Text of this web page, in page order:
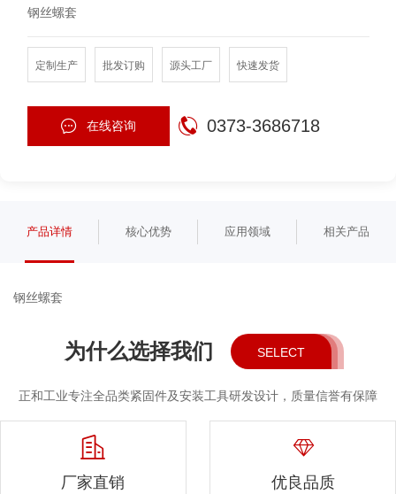
钢丝螺套
定制生产 批发订购 源头工厂 快速发货
在线咨询 0373-3686718
产品详情 核心优势 应用领域 相关产品
钢丝螺套
为什么选择我们 SELECT
正和工业专注全品类紧固件及安装工具研发设计，质量信誉有保障
厂家直销 优良品质